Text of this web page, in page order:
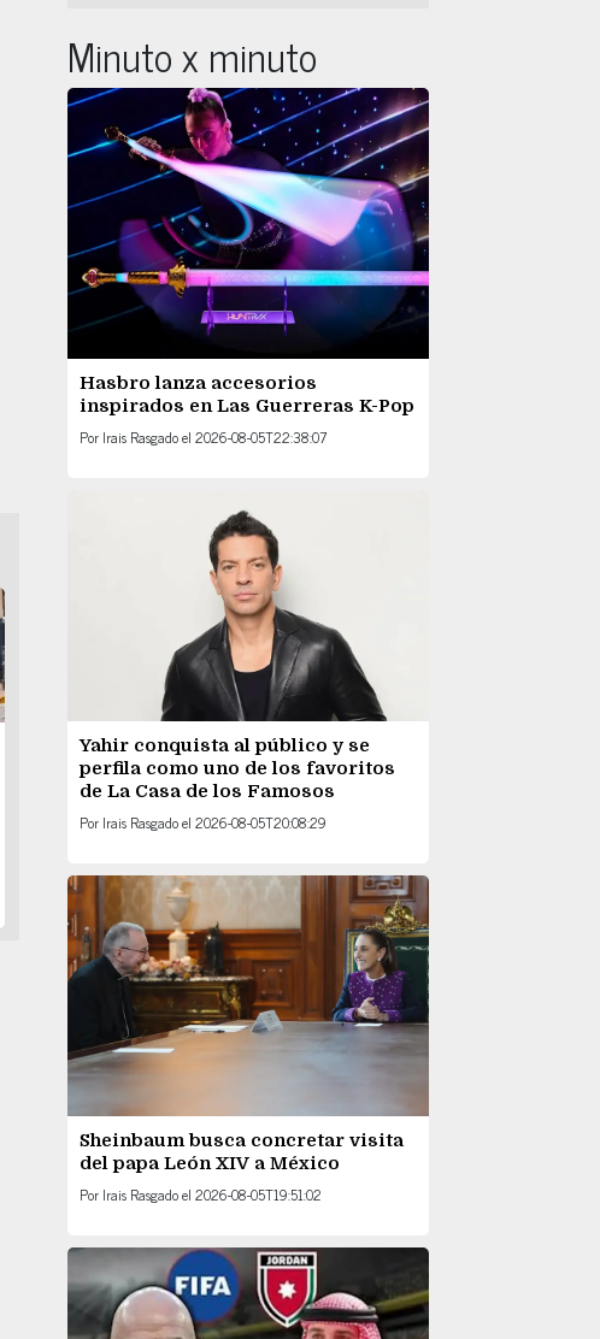
Minuto x minuto
Hasbro lanza accesorios
inspirados en Las Guerreras K-Pop
Por Irais Rasgadoel 2026-08-05T22:38:07
Yahir conquista al público y se
perfila como uno de los favoritos
de La Casa de los Famosos
Por Irais Rasgadoel 2026-08-05T20:08:29
Sheinbaum busca concretar visita
del papa León XIV a México
Por Irais Rasgadoel 2026-08-05T19:51:02